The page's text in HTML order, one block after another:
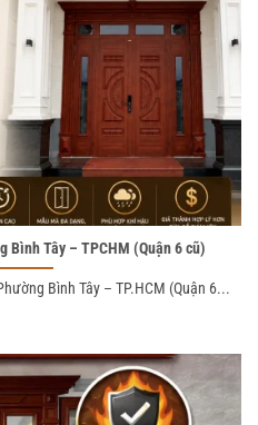
Bình Tây – TPCHM (Quận 6 cũ)
Bình Tây – TP.HCM (Quận 6...